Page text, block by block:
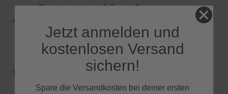
Zusammenklappbar
der Träger ist zusammenklappbar und einfach zu
verstauen
für E-Bike konzipiert
Der Träger ist für E-Bikes konzipiert - bei breiteren
Jetzt anmelden und
kostenlosen Versand
sichern!
Spare die Versandkosten bei deiner ersten